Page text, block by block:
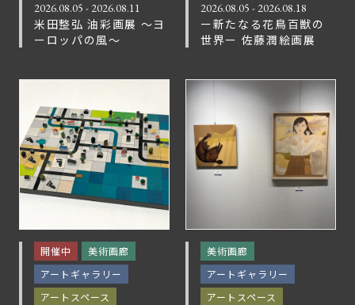
2026.08.05 - 2026.08.11
米田整弘 油彩画展 ～ヨ
ーロッパの風～
2026.08.05 - 2026.08.18
ー新たなる花鳥百獣の
世界ー 佐藤潤絵画展
開催中
美術画廊
アートギャラリー
アートスペース
美術画廊
アートギャラリー
アートスペース